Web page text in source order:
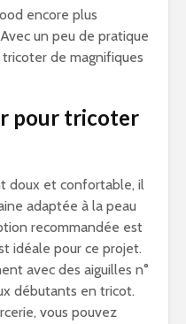
encore plus
un peu de pratique
de magnifiques
pour tricoter
doux et confortable, il
adaptée à la peau
recommandée est
idéale pour ce projet.
avec des aiguilles n°
débutants en tricot.
vous pouvez